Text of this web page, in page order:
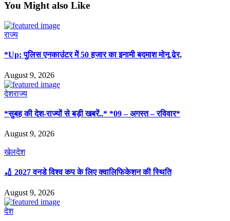
You Might also Like
राज्य
*Up: पुलिस एनकाउंटर में 50 हजार का इनामी बदमाश मोनू ढेर,
August 9, 2026
देशराज्य
*सुबह की देश-राज्यों से बड़ी खबरें..* *09 – अगस्त – रविवार*
August 9, 2026
खेलदेश
🏏 2027 वनडे विश्व कप के लिए क्वालिफिकेशन की स्थिति
August 9, 2026
देश